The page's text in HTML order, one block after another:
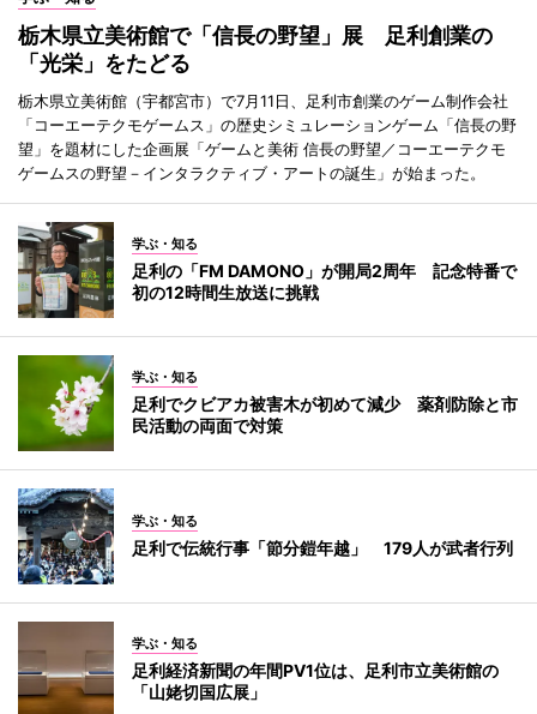
栃木県立美術館で「信長の野望」展 足利創業の
「光栄」をたどる
栃木県立美術館（宇都宮市）で7月11日、足利市創業のゲーム制作会社
「コーエーテクモゲームス」の歴史シミュレーションゲーム「信長の野
望」を題材にした企画展「ゲームと美術 信長の野望／コーエーテクモ
ゲームスの野望－インタラクティブ・アートの誕生」が始まった。
学ぶ・知る
足利の「FM DAMONO」が開局2周年 記念特番で
初の12時間生放送に挑戦
学ぶ・知る
足利でクビアカ被害木が初めて減少 薬剤防除と市
民活動の両面で対策
学ぶ・知る
足利で伝統行事「節分鎧年越」 179人が武者行列
学ぶ・知る
足利経済新聞の年間PV1位は、足利市立美術館の
「山姥切国広展」